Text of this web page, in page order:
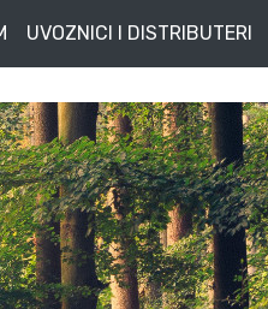
UVOZNICI I DISTRIBUTERI